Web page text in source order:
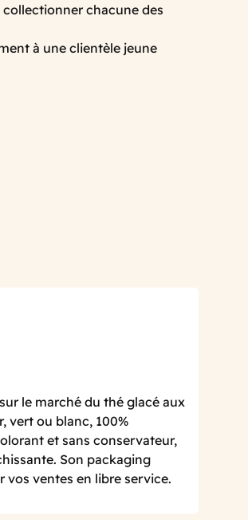
chacune des
à une clientèle jeune
le marché du thé glacé aux
vert ou blanc, 100%
et sans conservateur,
Son packaging
ventes en libre service.